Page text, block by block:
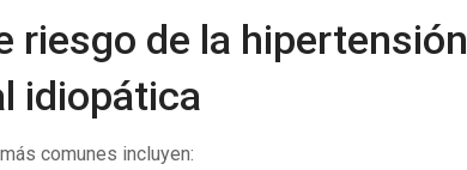
riesgo de la hipertensión
idiopática
comunes incluyen: